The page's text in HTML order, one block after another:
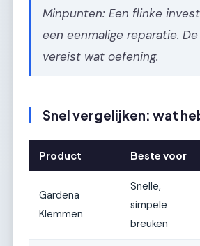
Minpunten: Een flinke
een eenmalige reparatie.
vereist wat oefening.
Snel vergelijken: wat
Product Beste voor
Gardena
Klemmen
Snelle,
simpele
breuken